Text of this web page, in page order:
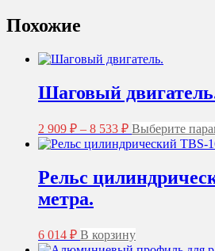
Похожие
Шаговый
2 909 ₽ – 8 533 ₽Диапазон
цен:
2
–
Выберите
Рельс
метра.
6 014 ₽ В корзину